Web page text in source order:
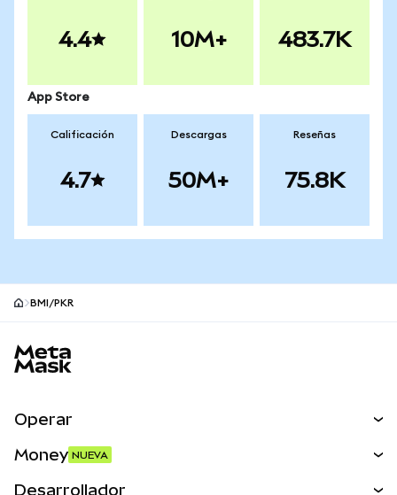
4.4 10M+ 483.7K
App Store
Calificación
4.7
Descargas
50M+
Reseñas
75.8K
BMI/PKR
Operar
Money NUEVA
Desarrollador